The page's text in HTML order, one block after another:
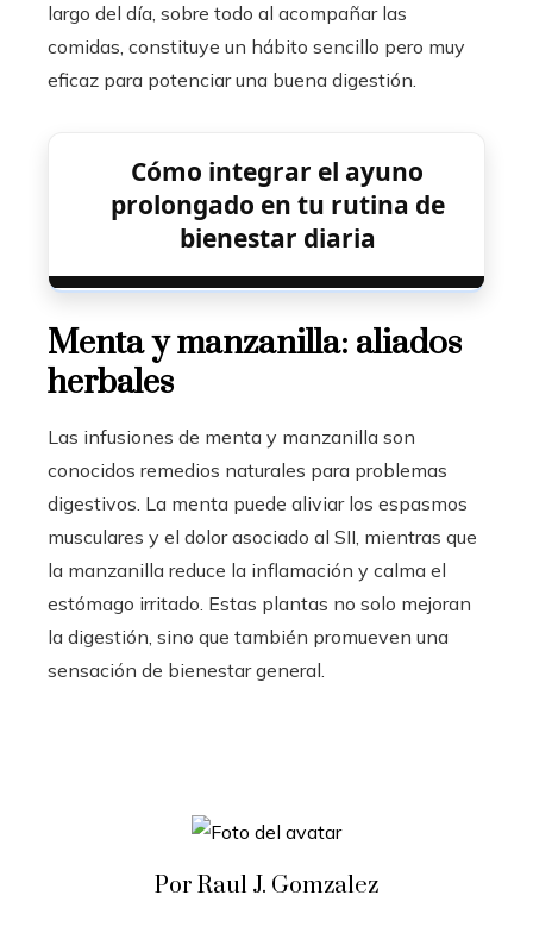
largo del día, sobre todo al acompañar las
comidas, constituye un hábito sencillo pero muy
eficaz para potenciar una buena digestión.
Cómo integrar el ayuno
prolongado en tu rutina de
bienestar diaria
Menta y manzanilla: aliados
herbales
Las infusiones de menta y manzanilla son
conocidos remedios naturales para problemas
digestivos. La menta puede aliviar los espasmos
musculares y el dolor asociado al SII, mientras que
la manzanilla reduce la inflamación y calma el
estómago irritado. Estas plantas no solo mejoran
la digestión, sino que también promueven una
sensación de bienestar general.
Por Raul J. Gomzalez